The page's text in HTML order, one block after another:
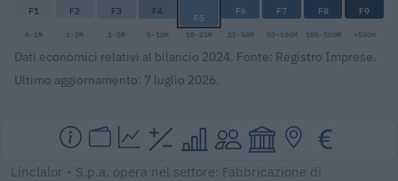
F1 F2 F3 F4 F5 F6 F7 F8 F9
0-1M 1-2M 2-5M 5-10M 10-25M 25-50M 50-100M 100-500M >500M
Dati economici relativi al bilancio 2024. Fonte: Registro Imprese.
Ultimo aggiornamento: 7 luglio 2026.
Linclalor - S.p.a. opera nel settore: Fabbricazione di